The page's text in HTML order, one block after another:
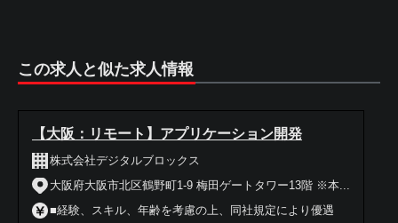
この求人と似た求人情報
【大阪：リモート】アプリケーション開発
株式会社デジタルブロックス
大阪府大阪市北区鶴野町1-9 梅田ゲートタワー13階 ※本...
■経験、スキル、年齢を考慮の上、同社規定により優遇